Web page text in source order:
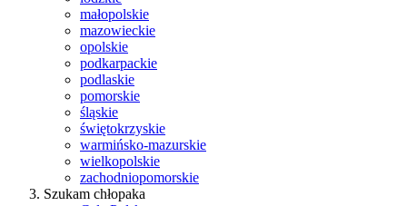
małopolskie
mazowieckie
opolskie
podkarpackie
podlaskie
pomorskie
śląskie
świętokrzyskie
warmińsko-mazurskie
wielkopolskie
zachodniopomorskie
Szukam chłopaka